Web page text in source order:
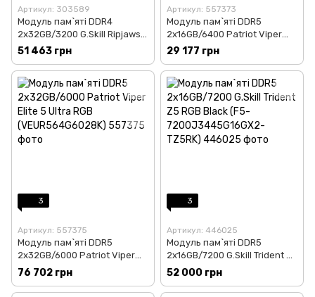
Артикул: 303589
Модуль пам`ятi DDR4
2x32GB/3200 G.Skill Ripjaws
V Black (F4-3200C16D-
51 463 грн
Артикул: 557373
Модуль пам`яті DDR5
2x16GB/6400 Patriot Viper
Elite 5 Ultra RGB
(VEUR532G6432K)
29 177 грн
3
Артикул: 557375
Модуль пам`яті DDR5
2x32GB/6000 Patriot Viper
Elite 5 Ultra RGB
(VEUR564G6028K)
76 702 грн
3
Артикул: 446025
Модуль пам`ятi DDR5
2x16GB/7200 G.Skill Trident Z5
RGB Black (F5-
7200J3445G16GX2-TZ5RK)
52 000 грн